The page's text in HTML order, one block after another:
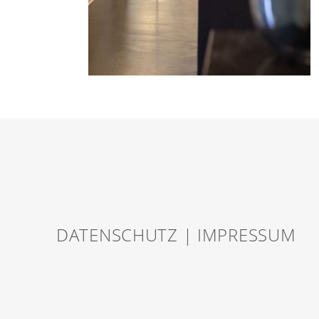
DATENSCHUTZ | IMPRESSUM